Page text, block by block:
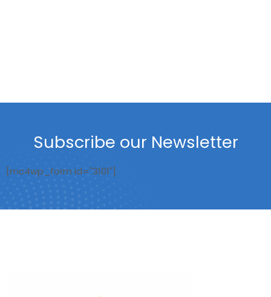
Subscribe our Newsletter
[mc4wp_form id="3101"]